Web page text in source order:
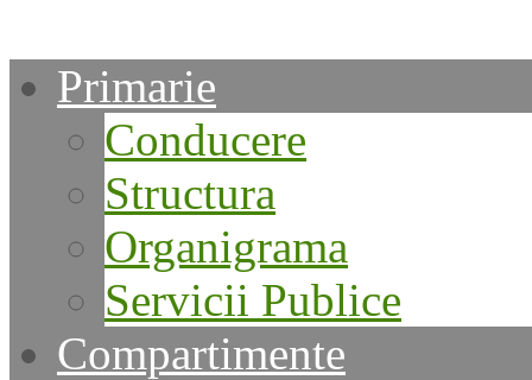
Primarie
Conducere
Structura
Organigrama
Servicii Publice
Compartimente